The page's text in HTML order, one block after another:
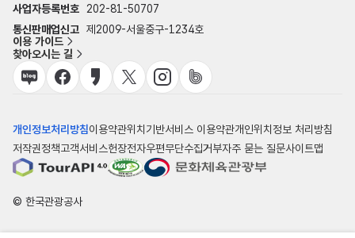
사업자등록번호
202-81-50707
통신판매업신고 제2009-서울중구-1234호
이용 가이드
찾아오시는 길
개인정보처리방침이용약관위치기반서비스 이용약관개인위치정보 처리방침
저작권정책고객서비스헌장전자우편무단수집거부자주 묻는 질문사이트맵
© 한국관광공사